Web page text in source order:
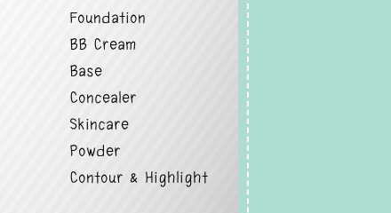
Foundation
BB Cream
Base
Concealer
Skincare
Powder
Contour & Highlight